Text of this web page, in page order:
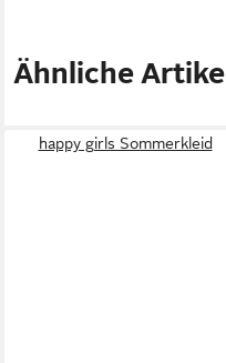
Ähnliche Artikel
happy girls Sommerkleid